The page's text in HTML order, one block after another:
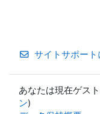
サイトサポート
あなたは現在ゲス
ン)